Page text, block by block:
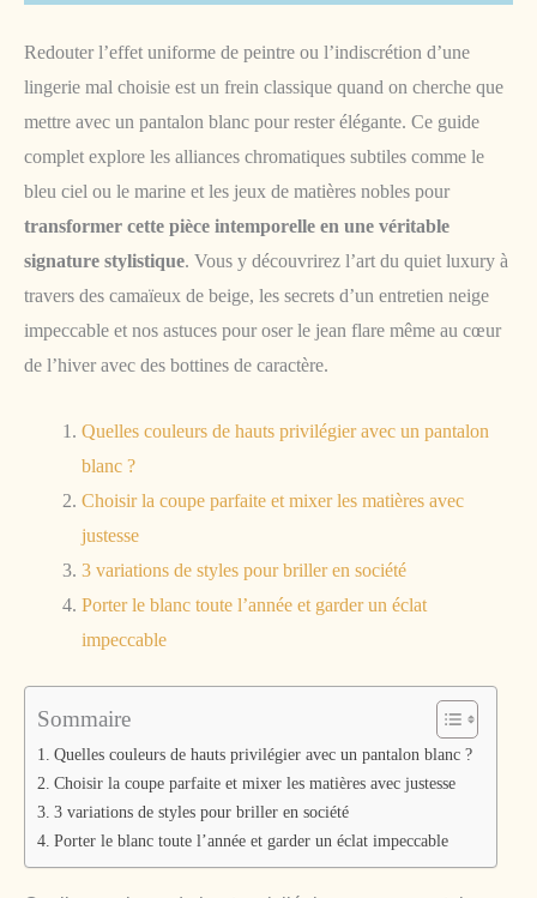
Redouter l’effet uniforme de peintre ou l’indiscrétion d’une
lingerie mal choisie est un frein classique quand on cherche que
mettre avec un pantalon blanc pour rester élégante. Ce guide
complet explore les alliances chromatiques subtiles comme le
bleu ciel ou le marine et les jeux de matières nobles pour
transformer cette pièce intemporelle en une véritable
signature stylistique. Vous y découvrirez l’art du quiet luxury à
travers des camaïeux de beige, les secrets d’un entretien neige
impeccable et nos astuces pour oser le jean flare même au cœur
de l’hiver avec des bottines de caractère.
Quelles couleurs de hauts privilégier avec un pantalon
blanc ?
Choisir la coupe parfaite et mixer les matières avec
justesse
3 variations de styles pour briller en société
Porter le blanc toute l’année et garder un éclat
impeccable
Sommaire
Quelles couleurs de hauts privilégier avec un pantalon blanc ?
Choisir la coupe parfaite et mixer les matières avec justesse
3 variations de styles pour briller en société
Porter le blanc toute l’année et garder un éclat impeccable